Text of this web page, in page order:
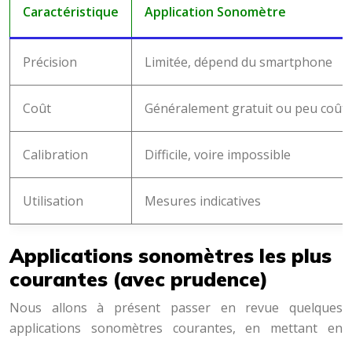
Caractéristique Application Sonomètre
Précision Limitée, dépend du smartphone
Coût Généralement gratuit ou peu
Calibration Difficile, voire impossible
Utilisation Mesures indicatives
Applications sonomètres les plus
courantes (avec prudence)
Nous allons à présent passer en revue quelques
applications sonomètres courantes, en mettant en